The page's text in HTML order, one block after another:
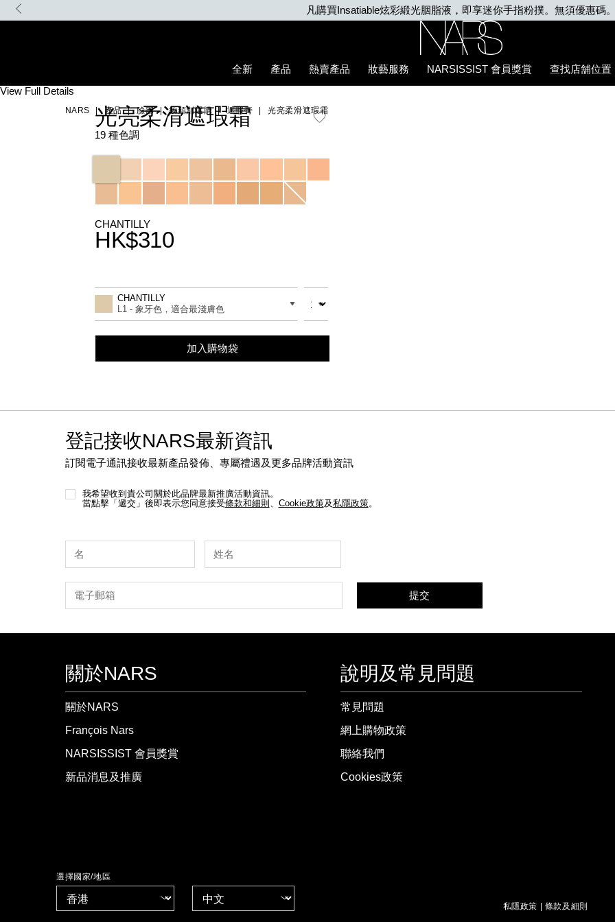
Skip光胭脂液，即享迷你手指粉撲。無須優惠碼。
全新
產品 熱賣產品 妝藝服務 NARSISSIST 會員獎賞 查找店舖位置
NARS 產品 臉部 按類別選購 遮瑕膏 光亮柔滑遮瑕霜
Details
/zh/chantilly-
concealer/0607845012313_hk.html
Item
0607845012313_hk
View Full Details
光亮柔滑遮瑕霜
19 種色調
Variations
CHANTILLY
HK$310
to
options
Actions
差別
CHANTILLY
L1 - 象牙色，適合最淺膚色
數量
加入購物袋
登記接收NARS最新資訊
訂閱電子通訊接收最新產品發佈、專屬禮遇及更多品牌活動資訊
我希望收到貴公司關於此品牌最新推廣活動資訊。
當點擊「遞交」後即表示您同意接受條款和細則 Cookie政策及私隱政策。
提交
關於NARS
關於NARS
François Nars
NARSISSIST 會員獎賞
新品消息及推廣
說明及常見問題
常見問題
網上購物政策
聯絡我們
Cookies政策
選擇國家/地區
私隱政策 | 條款及細則